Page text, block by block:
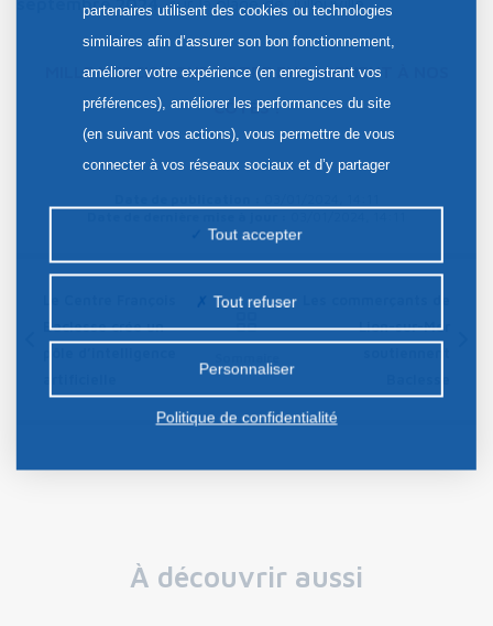
MILLE MERCIS POUR VOTRE ENGAGEMENT À NOS
CÔTÉS !
Baclesse crée un
Lion-sur-Mer
À découvrir aussi
partenaires utilisent des cookies ou technologies
similaires afin d’assurer son bon fonctionnement,
améliorer votre expérience (en enregistrant vos
préférences), améliorer les performances du site
(en suivant vos actions), vous permettre de vous
connecter à vos réseaux sociaux et d’y partager
la publicité personnalisée sur notre site ou ceux de
nos partenaires. Certains traceurs non classés
préalable.
Tout accepter
Tout refuser
Personnaliser
Politique de confidentialité